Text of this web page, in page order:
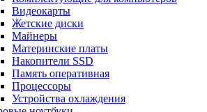
Видеокарты
Жетские диски
Майнеры
Материнские платы
Накопители SSD
Память оперативная
Процессоры
Устройства охлаждения